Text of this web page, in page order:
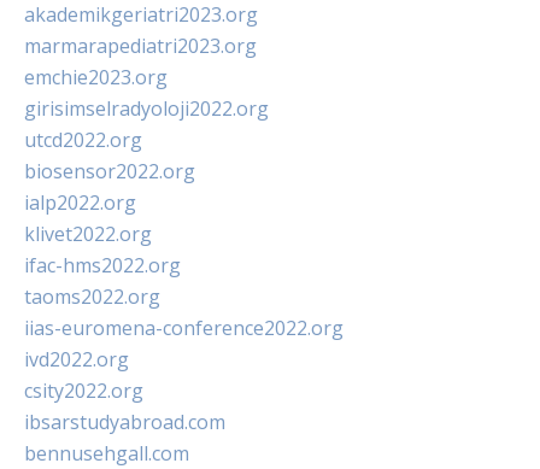
akademikgeriatri2023.org
marmarapediatri2023.org
emchie2023.org
girisimselradyoloji2022.org
utcd2022.org
biosensor2022.org
ialp2022.org
klivet2022.org
ifac-hms2022.org
taoms2022.org
iias-euromena-conference2022.org
ivd2022.org
csity2022.org
ibsarstudyabroad.com
bennusehgall.com